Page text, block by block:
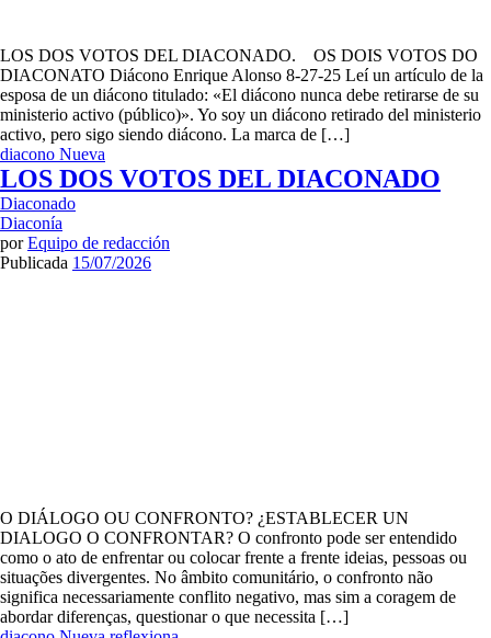
LOS DOS VOTOS DEL DIACONADO. OS DOIS VOTOS DO
DIACONATO Diácono Enrique Alonso 8-27-25 Leí un artículo de la
esposa de un diácono titulado: «El diácono nunca debe retirarse de su
ministerio activo (público)». Yo soy un diácono retirado del ministerio
activo, pero sigo siendo diácono. La marca de […]
diacono Nueva
LOS DOS VOTOS DEL DIACONADO
Diaconado
Diaconía
porEquipo de redacción
Publicada 15/07/2026
O DIÁLOGO OU CONFRONTO? ¿ESTABLECER UN
DIALOGO O CONFRONTAR? O confronto pode ser entendido
como o ato de enfrentar ou colocar frente a frente ideias, pessoas ou
situações divergentes. No âmbito comunitário, o confronto não
significa necessariamente conflito negativo, mas sim a coragem de
abordar diferenças, questionar o que necessita […]